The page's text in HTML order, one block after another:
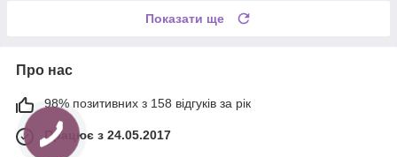
Показати ще
Про нас
98% позитивних з 158 відгуків за рік
Працює з 24.05.2017